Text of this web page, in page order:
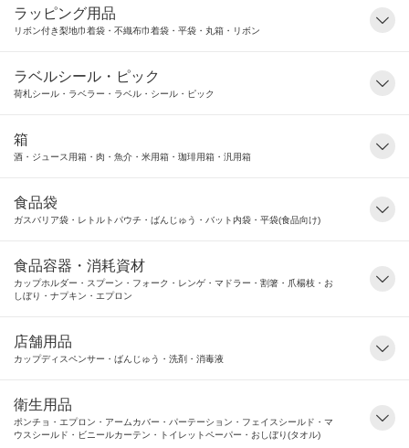
ラッピング用品
リボン付き梨地巾着袋・不織布巾着袋・平袋・丸箱・リボン
ラベルシール・ピック
荷札シール・ラベラー・ラベル・シール・ピック
箱
酒・ジュース用箱・肉・魚介・米用箱・珈琲用箱・汎用箱
食品袋
ガスバリア袋・レトルトパウチ・ばんじゅう・バット内袋・平袋(食品向け)
食品容器・消耗資材
カップホルダー・スプーン・フォーク・レンゲ・マドラー・割箸・爪楊枝・お
しぼり・ナプキン・エプロン
店舗用品
カップディスペンサー・ばんじゅう・洗剤・消毒液
衛生用品
ポンチョ・エプロン・アームカバー・パーテーション・フェイスシールド・マ
ウスシールド・ビニールカーテン・トイレットペーパー・おしぼり(タオル)